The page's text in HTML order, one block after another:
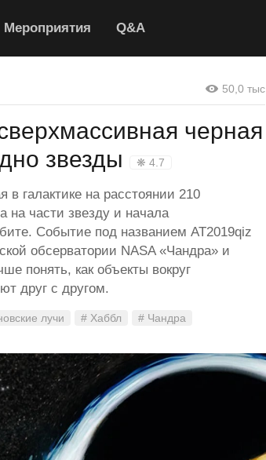
Мероприятия Q&A
50,0 тыс
черная
звезды
❋ 4.7
галактике на расстоянии 210
на части звезду и начала
Событие под названием AT2019qiz
обсерватории NASA «Чандра» и
понять, как объекты вокруг
друг с другом.
лучи # Хаббл
# Чандра